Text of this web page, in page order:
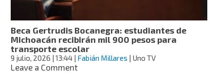
de
primaria
Beca Gertrudis Bocanegra: estudiantes de
Michoacán recibirán mil 900 pesos para
transporte escolar
9 julio, 2026 | 13:44 Fabián Millares | Uno TV
Leave a Commenton